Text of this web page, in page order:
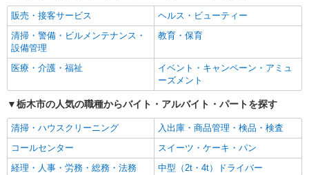
経験者・有資格者歓迎
新卒・第二新卒歓迎
女性活躍中
主婦・主夫歓迎
フリーター歓迎
ブランクOK
ミドル（40代～）活躍中
シニア（60代～）活躍中
高収入・高額
ボーナス・賞与あり
昇給あり
完全週休2日制
フルタイム歓迎
禁煙・分煙
駅直結・駅チカ
車通勤OK
販売・接客サービス
ヘルス・ビューティー
清掃・警備・ビルメンテナンス・
設備管理
教育・保育
医療・介護・福祉
イベント・キャンペーン・アミュ
ーズメント
栃木市の人気の職種からバイト・アルバイト・パートを探す
清掃・ハウスクリーニング
入出庫・商品管理・検品・検査
コールセンター
スイーツ・ケーキ・パン
経理・人事・労務・総務・法務
中型（2t・4t）ドライバー